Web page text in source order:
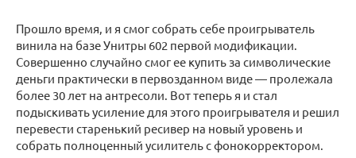
Прошло время, и я смог собрать себе проигрыватель
винила на базе Унитры 602 первой модификации.
Совершенно случайно смог ее купить за символические
деньги практически в первозданном виде — пролежала
более 30 лет на антресоли. Вот теперь я и стал
подыскивать усиление для этого проигрывателя и решил
перевести старенький ресивер на новый уровень и
собрать полноценный усилитель с фонокорректором.